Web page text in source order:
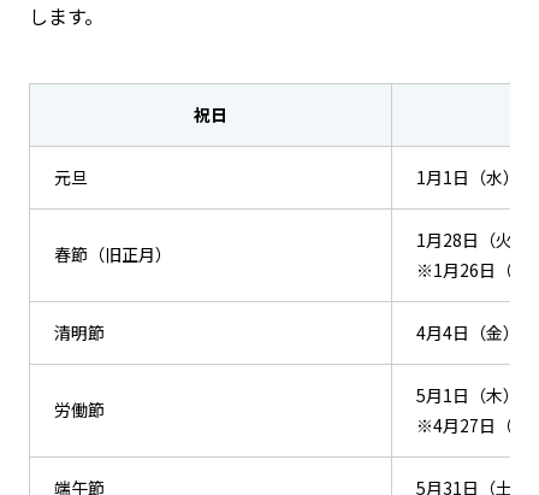
します。
祝日
元旦 1月1日（水）
春節（旧正月）
1月28日（火）
※1月26日（日
清明節 4月4日（金）
労働節
5月1日（木）
※4月27日（日
端午節 5月31日（土）